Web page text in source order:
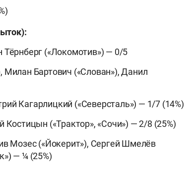
(«Локомотив») — 0/5
Милан Бартович («Слован»), Данил
Кагарлицкий («Северсталь») — 1/7 (14%)
Костицын («Трактор», «Сочи») — 2/8 (25%)
Мозес («Йокерит»), Сергей Шмелёв
— ¼ (25%)